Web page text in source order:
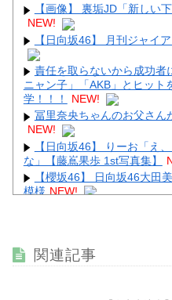
Powered by livedoor 相互
【画像】 裏垢JD「新しい
NEW!
【日向坂46】 月刊ジャイ
責任を取らないから成功
ニャン子」「AKB」とヒット
学！！！
NEW!
冨里奈央ちゃんのお父さん
NEW!
【日向坂46】 りーお「え
な」【藤嶌果歩 1st写真集】
【櫻坂46】 日向坂46大田
模様 NEW!
【画像】 秘湯ロマンに出
【悲報】 佳子さま、あや
てしまうｗｗｗｗｗ NEW!
関連記事